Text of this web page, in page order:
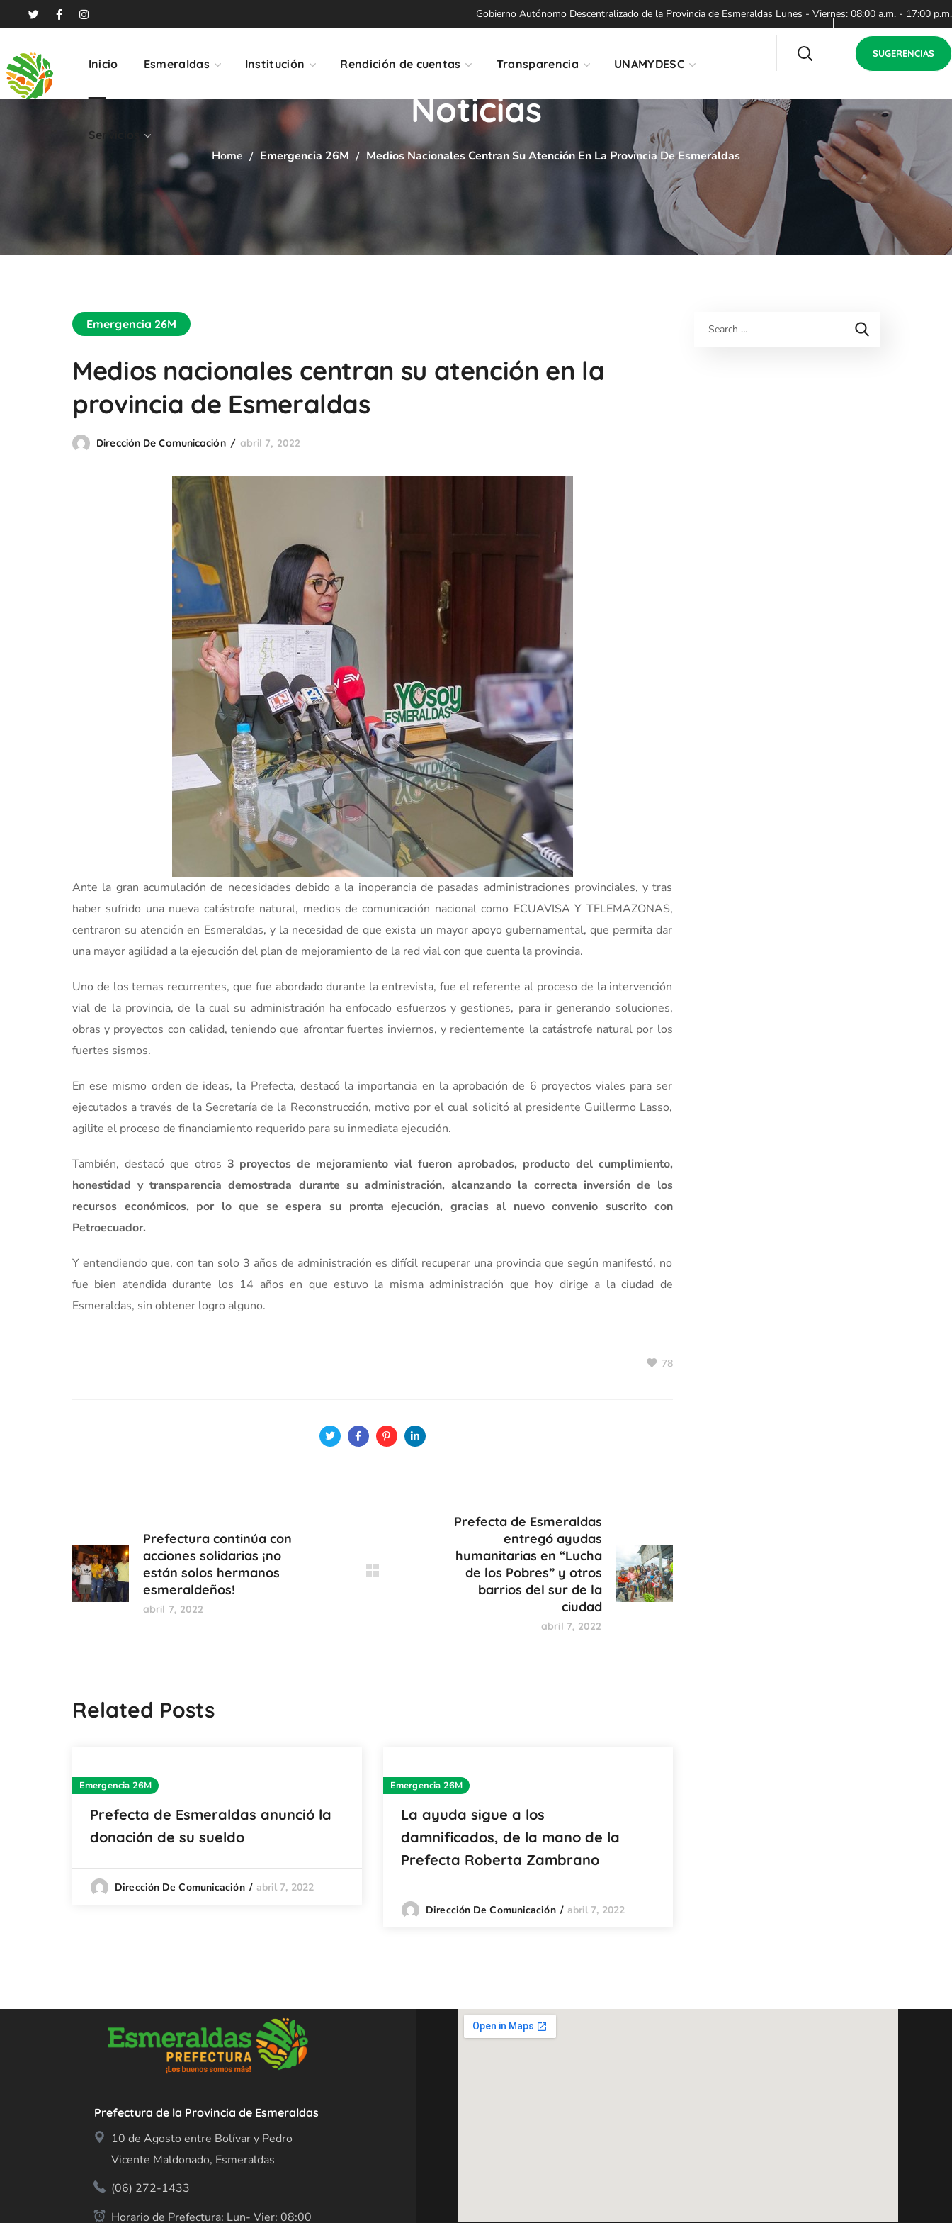
Gobierno Autónomo Descentralizado de la Provincia de Esmeraldas Lunes - Viernes: 08:00 a.m. - 17:00 p.m.
Inicio Esmeraldas Institución Rendición de cuentas Transparencia UNAMYDESC
Servicios
SUGERENCIAS
Noticias
Home Emergencia 26M Medios Nacionales Centran Su Atención En La Provincia De Esmeraldas
Emergencia 26M
Medios nacionales centran su atención en la
provincia de Esmeraldas
Dirección De Comunicación abril 7, 2022
Ante la gran acumulación de necesidades debido a la inoperancia de pasadas administraciones provinciales, y tras
haber sufrido una nueva catástrofe natural, medios de comunicación nacional como ECUAVISA Y TELEMAZONAS,
centraron su atención en Esmeraldas, y la necesidad de que exista un mayor apoyo gubernamental, que permita dar
una mayor agilidad a la ejecución del plan de mejoramiento de la red vial con que cuenta la provincia.
Uno de los temas recurrentes, que fue abordado durante la entrevista, fue el referente al proceso de la intervención
vial de la provincia, de la cual su administración ha enfocado esfuerzos y gestiones, para ir generando soluciones,
obras y proyectos con calidad, teniendo que afrontar fuertes inviernos, y recientemente la catástrofe natural por los
fuertes sismos.
En ese mismo orden de ideas, la Prefecta, destacó la importancia en la aprobación de 6 proyectos viales para ser
ejecutados a través de la Secretaría de la Reconstrucción, motivo por el cual solicitó al presidente Guillermo Lasso,
agilite el proceso de financiamiento requerido para su inmediata ejecución.
También, destacó que otros 3 proyectos de mejoramiento vial fueron aprobados, producto del cumplimiento,
honestidad y transparencia demostrada durante su administración, alcanzando la correcta inversión de los
recursos económicos, por lo que se espera su pronta ejecución, gracias al nuevo convenio suscrito con
Petroecuador.
Y entendiendo que, con tan solo 3 años de administración es difícil recuperar una provincia que según manifestó, no
fue bien atendida durante los 14 años en que estuvo la misma administración que hoy dirige a la ciudad de
Esmeraldas, sin obtener logro alguno.
78
Prefectura continúa con
acciones solidarias ¡no
están solos hermanos
esmeraldeños!
abril 7, 2022
Prefecta de Esmeraldas
entregó ayudas
humanitarias en “Lucha
de los Pobres” y otros
barrios del sur de la
ciudad
abril 7, 2022
Related Posts
Emergencia 26M
Prefecta de Esmeraldas anunció la
donación de su sueldo
Dirección De Comunicación abril 7, 2022
Emergencia 26M
La ayuda sigue a los
damnificados, de la mano de la
Prefecta Roberta Zambrano
Dirección De Comunicación abril 7, 2022
Prefectura de la Provincia de Esmeraldas
10 de Agosto entre Bolívar y Pedro
Vicente Maldonado, Esmeraldas
(06) 272-1433
Horario de Prefectura: Lun- Vier: 08:00